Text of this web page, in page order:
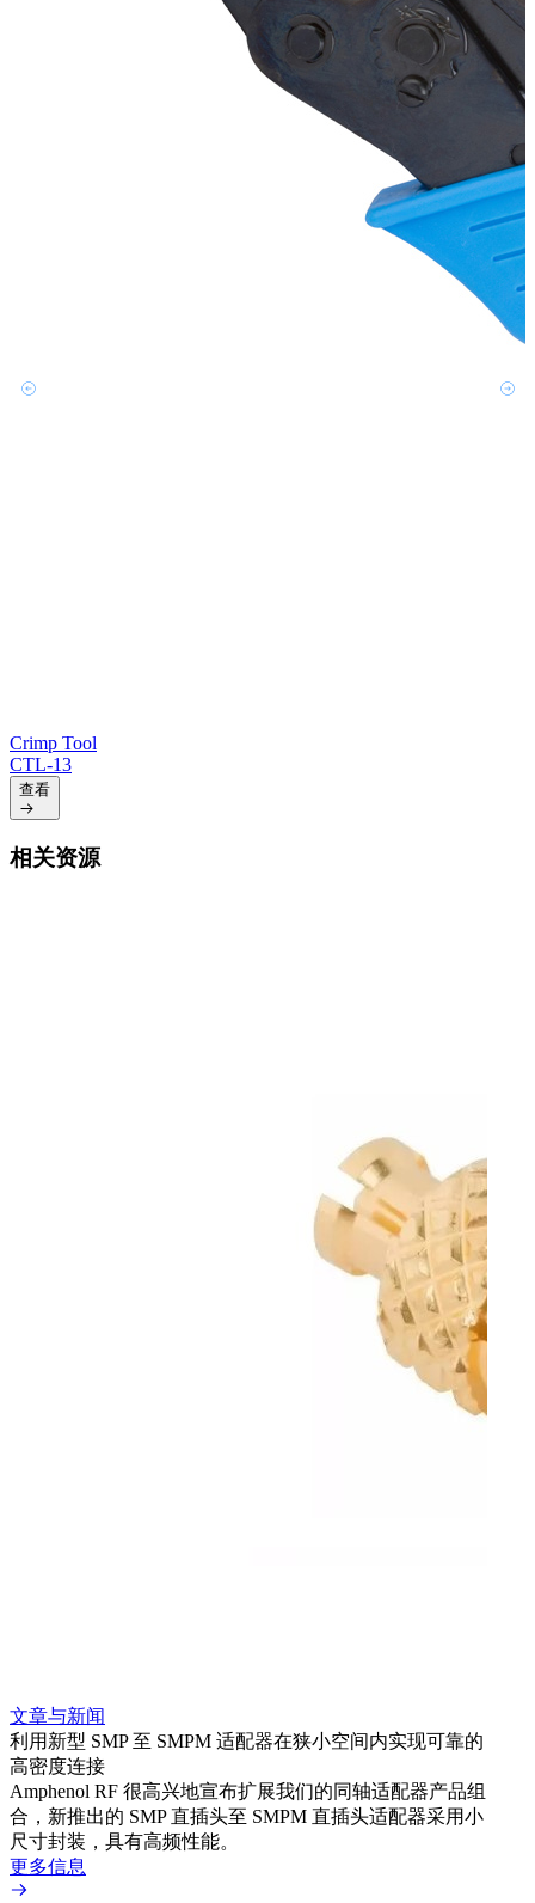
Crimp Tool
CTL-13
查看
相关资源
文章与新闻
利用新型 SMP 至 SMPM 适配器在狭小空间内实现可靠的
高密度连接
Amphenol RF 很高兴地宣布扩展我们的同轴适配器产品组
合，新推出的 SMP 直插头至 SMPM 直插头适配器采用小
尺寸封装，具有高频性能。
更多信息